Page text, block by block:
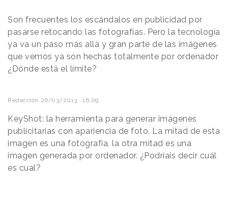
Son frecuentes los escándalos en publicidad por
pasarse retocando las fotografías. Pero la tecnología
ya va un paso más allá y gran parte de las imágenes
que vemos ya son hechas totalmente por ordenador
¿Dónde está el límite?
Redacción 26/03/2013 · 16:09
KeyShot: la herramienta para generar imágenes
publicitarias con apariencia de foto. La mitad de esta
imagen es una fotografía, la otra mitad es una
imagen generada por ordenador. ¿Podríais decir cuál
es cual?